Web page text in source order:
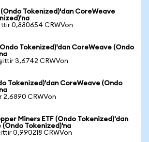
Tokenized)'dan CoreWeave
0,880654 CRWVon
Tokenized)'dan CoreWeave (Ondo
3,6742 CRWVon
Tokenized)'dan CoreWeave (Ondo
2,6890 CRWVon
Miners ETF (Ondo Tokenized)'dan
(Ondo Tokenized)'na
0,990218 CRWVon